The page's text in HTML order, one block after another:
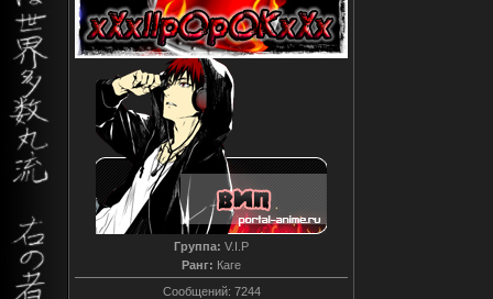
Группа: V.I.P
Ранг: Каге
Сообщений: 7244